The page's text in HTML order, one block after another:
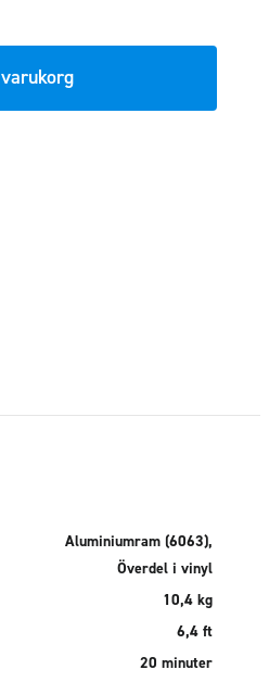
Aluminiumram (6063),
Överdel i vinyl
10,4 kg
6,4 ft
20 minuter